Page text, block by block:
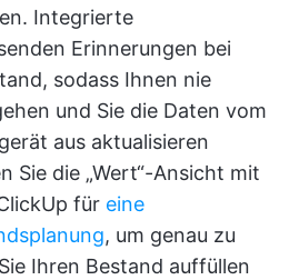
Integrierte
Erinnerungen bei
sodass Ihnen nie
und Sie die Daten vom
aus aktualisieren
Sie die „Wert“-Ansicht mit
für eine
, um genau zu
Ihren Bestand auffüllen